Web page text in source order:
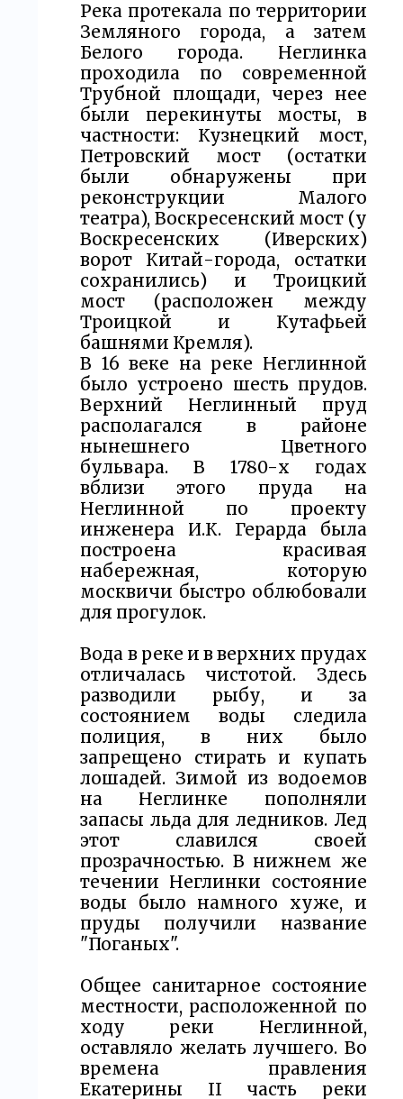
Река протекала по территории
Земляного города, а затем
Белого города. Неглинка
проходила по современной
Трубной площади, через нее
были перекинуты мосты, в
частности: Кузнецкий мост,
Петровский мост (остатки
были обнаружены при
реконструкции Малого
театра), Воскресенский мост (у
Воскресенских (Иверских)
ворот Китай-города, остатки
сохранились) и Троицкий
мост (расположен между
Троицкой и Кутафьей
башнями Кремля).
В 16 веке на реке Неглинной
было устроено шесть прудов.
Верхний Неглинный пруд
располагался в районе
нынешнего Цветного
бульвара. В 1780-х годах
вблизи этого пруда на
Неглинной по проекту
инженера И.К. Герарда была
построена красивая
набережная, которую
москвичи быстро облюбовали
для прогулок.
Вода в реке и в верхних прудах
отличалась чистотой. Здесь
разводили рыбу, и за
состоянием воды следила
полиция, в них было
запрещено стирать и купать
лошадей. Зимой из водоемов
на Неглинке пополняли
запасы льда для ледников. Лед
этот славился своей
прозрачностью. В нижнем же
течении Неглинки состояние
воды было намного хуже, и
пруды получили название
"Поганых".
Общее санитарное состояние
местности, расположенной по
ходу реки Неглинной,
оставляло желать лучшего. Во
времена правления
Екатерины II часть реки